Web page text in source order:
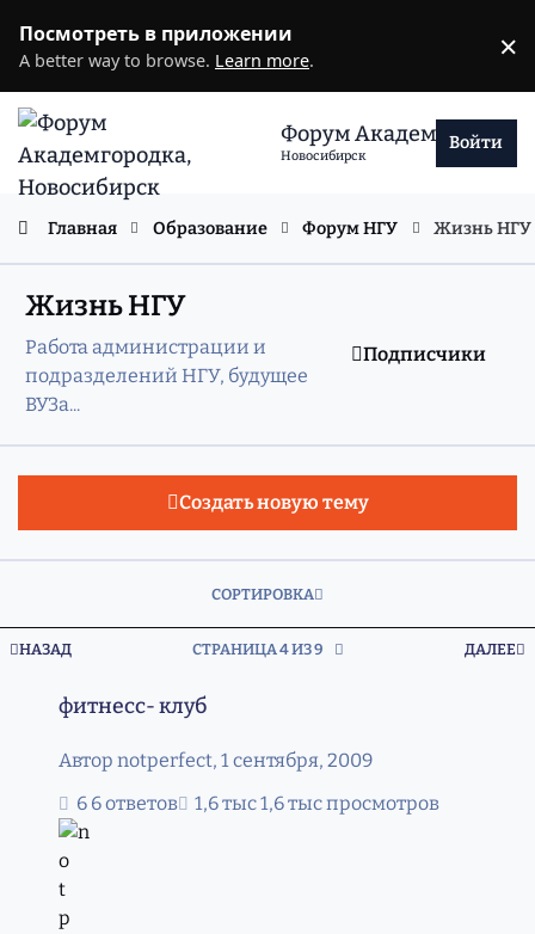
Посмотреть в приложении
A better way to browse. Learn more. ×
Форум Академгородка
Новосибирск
Войти
Главная Образование Форум НГУ Жизнь НГУ
Жизнь НГУ
Работа администрации и
подразделений НГУ, будущее
ВУЗа...
Подписчики
Создать новую тему
ПЕРВАЯ СТРАНИЦА
НАЗАД ДАЛЕЕ
СТРАНИЦА 4 ИЗ 9
СОРТИРОВКА
фитнесс- клуб
Автор notperfect, 1 сентября, 2009
6 ответов
1,6 тыс просмотров